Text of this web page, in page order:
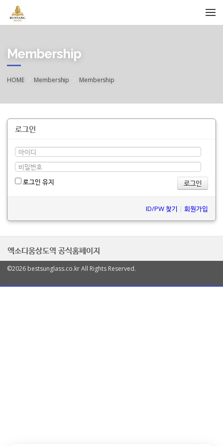
Membership
HOME Membership Membership
로그인
로그인 유지
ID/PW 찾기 | 회원가입
엑소디움상도역 공식홈페이지
©2026 bestsunglass.co.kr All Rights Reserved.